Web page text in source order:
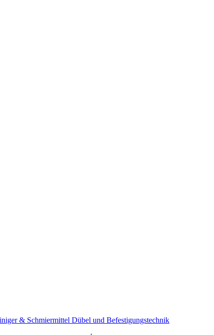
& Schmiermittel Dübel und Befestigungstechnik